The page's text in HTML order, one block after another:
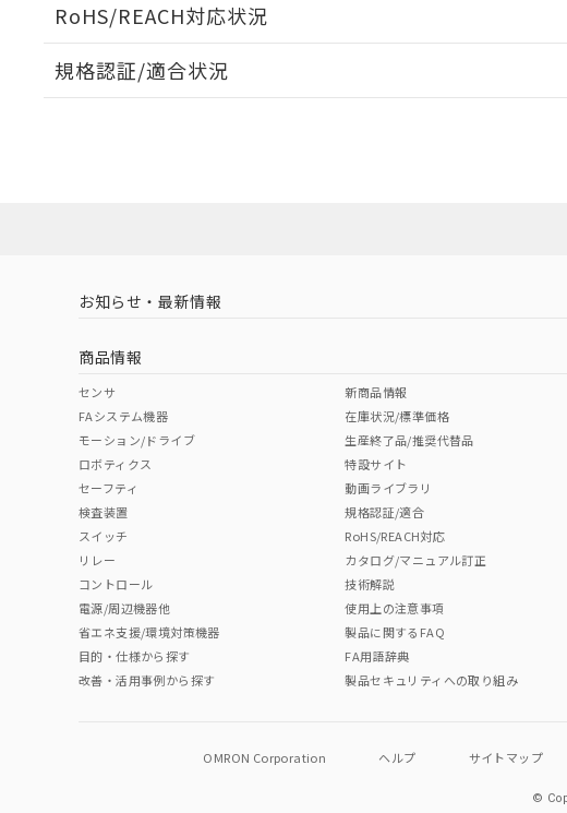
RoHS/REACH対応状況
EU RoHS 注意事項・凡例
ダウ
中国 RoHS 注意事項・凡例
中国 RoHS表
Pb Hg Cr(VI)
"対応済み"や非含有の記載がされた商品であっても、流通在庫等で未
非含有品が必要な際は、弊社営業部門もしくは販売店へお問い合わせく
規格認証/適合状況
お知らせ・最新情報
商品情報
センサ
FAシステム機器
モーション/ドライブ
ロボティクス
セーフティ
検査装置
スイッチ
リレー
コントロール
電源/周辺機器他
省エネ支援/環境対策機器
目的・仕様から探す
改善・活用事例から探す
新商品情報
在庫状況/標準価格
生産終了品/推奨代替品
特設サイト
動画ライブラリ
規格認証/適合
RoHS/REACH対応
カタログ/マニュアル訂正
技術解説
使用上の注意事項
製品に関するFAQ
FA用語辞典
製品セキュリティへの取り組み
OMRON Corporation ヘルプ サイトマップ
©